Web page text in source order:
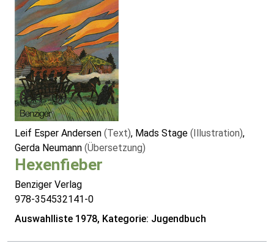
Leif Esper Andersen (Text), Mads Stage (Illustration),
Gerda Neumann (Übersetzung)
Hexenfieber
Benziger Verlag
978-354532141-0
Auswahlliste 1978, Kategorie: Jugendbuch